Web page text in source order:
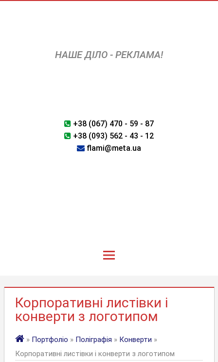
НАШЕ ДІЛО - РЕКЛАМА!
+38 (067) 470 - 59 - 87
+38 (093) 562 - 43 - 12
flami@meta.ua
Корпоративні листівки і
конверти з логотипом
» Портфоліо » Поліграфія » Конверти »
Корпоративні листівки і конверти з логотипом